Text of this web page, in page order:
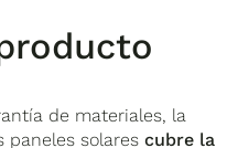
de materiales, la
paneles solarescubre la